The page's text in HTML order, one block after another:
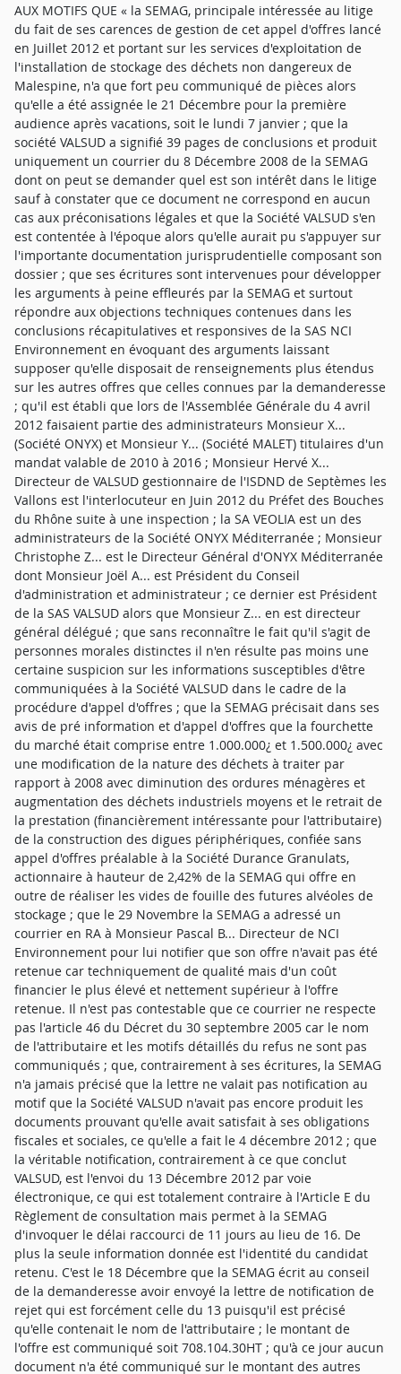
AUX MOTIFS QUE « la SEMAG, principale intéressée au litige
du fait de ses carences de gestion de cet appel d'offres lancé
en Juillet 2012 et portant sur les services d'exploitation de
l'installation de stockage des déchets non dangereux de
Malespine, n'a que fort peu communiqué de pièces alors
qu'elle a été assignée le 21 Décembre pour la première
audience après vacations, soit le lundi 7 janvier ; que la
société VALSUD a signifié 39 pages de conclusions et produit
uniquement un courrier du 8 Décembre 2008 de la SEMAG
dont on peut se demander quel est son intérêt dans le litige
sauf à constater que ce document ne correspond en aucun
cas aux préconisations légales et que la Société VALSUD s'en
est contentée à l'époque alors qu'elle aurait pu s'appuyer sur
l'importante documentation jurisprudentielle composant son
dossier ; que ses écritures sont intervenues pour développer
les arguments à peine effleurés par la SEMAG et surtout
répondre aux objections techniques contenues dans les
conclusions récapitulatives et responsives de la SAS NCI
Environnement en évoquant des arguments laissant
supposer qu'elle disposait de renseignements plus étendus
sur les autres offres que celles connues par la demanderesse
; qu'il est établi que lors de l'Assemblée Générale du 4 avril
2012 faisaient partie des administrateurs Monsieur X...
(Société ONYX) et Monsieur Y... (Société MALET) titulaires d'un
mandat valable de 2010 à 2016 ; Monsieur Hervé X...
Directeur de VALSUD gestionnaire de l'ISDND de Septèmes les
Vallons est l'interlocuteur en Juin 2012 du Préfet des Bouches
du Rhône suite à une inspection ; la SA VEOLIA est un des
administrateurs de la Société ONYX Méditerranée ; Monsieur
Christophe Z... est le Directeur Général d'ONYX Méditerranée
dont Monsieur Joël A... est Président du Conseil
d'administration et administrateur ; ce dernier est Président
de la SAS VALSUD alors que Monsieur Z... en est directeur
général délégué ; que sans reconnaître le fait qu'il s'agit de
personnes morales distinctes il n'en résulte pas moins une
certaine suspicion sur les informations susceptibles d'être
communiquées à la Société VALSUD dans le cadre de la
procédure d'appel d'offres ; que la SEMAG précisait dans ses
avis de pré information et d'appel d'offres que la fourchette
du marché était comprise entre 1.000.000¿ et 1.500.000¿ avec
une modification de la nature des déchets à traiter par
rapport à 2008 avec diminution des ordures ménagères et
augmentation des déchets industriels moyens et le retrait de
la prestation (financièrement intéressante pour l'attributaire)
de la construction des digues périphériques, confiée sans
appel d'offres préalable à la Société Durance Granulats,
actionnaire à hauteur de 2,42% de la SEMAG qui offre en
outre de réaliser les vides de fouille des futures alvéoles de
stockage ; que le 29 Novembre la SEMAG a adressé un
courrier en RA à Monsieur Pascal B... Directeur de NCI
Environnement pour lui notifier que son offre n'avait pas été
retenue car techniquement de qualité mais d'un coût
financier le plus élevé et nettement supérieur à l'offre
retenue. Il n'est pas contestable que ce courrier ne respecte
pas l'article 46 du Décret du 30 septembre 2005 car le nom
de l'attributaire et les motifs détaillés du refus ne sont pas
communiqués ; que, contrairement à ses écritures, la SEMAG
n'a jamais précisé que la lettre ne valait pas notification au
motif que la Société VALSUD n'avait pas encore produit les
documents prouvant qu'elle avait satisfait à ses obligations
fiscales et sociales, ce qu'elle a fait le 4 décembre 2012 ; que
la véritable notification, contrairement à ce que conclut
VALSUD, est l'envoi du 13 Décembre 2012 par voie
électronique, ce qui est totalement contraire à l'Article E du
Règlement de consultation mais permet à la SEMAG
d'invoquer le délai raccourci de 11 jours au lieu de 16. De
plus la seule information donnée est l'identité du candidat
retenu. C'est le 18 Décembre que la SEMAG écrit au conseil
de la demanderesse avoir envoyé la lettre de notification de
rejet qui est forcément celle du 13 puisqu'il est précisé
qu'elle contenait le nom de l'attributaire ; le montant de
l'offre est communiqué soit 708.104.30HT ; qu'à ce jour aucun
document n'a été communiqué sur le montant des autres